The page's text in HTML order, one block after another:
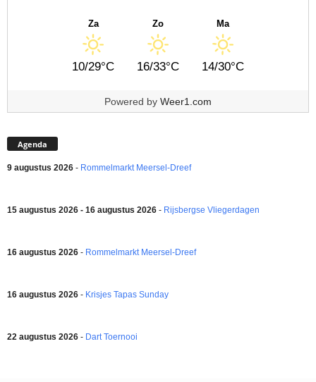
Za
10/29°C
Zo
16/33°C
Ma
14/30°C
Powered by Weer1.com
Agenda
9 augustus 2026 - Rommelmarkt Meersel-Dreef
15 augustus 2026 - 16 augustus 2026 - Rijsbergse Vliegerdagen
16 augustus 2026 - Rommelmarkt Meersel-Dreef
16 augustus 2026 - Krisjes Tapas Sunday
22 augustus 2026 - Dart Toernooi